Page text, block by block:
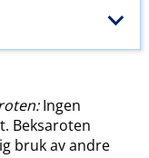
Ingen
Beksaroten
bruk av andre